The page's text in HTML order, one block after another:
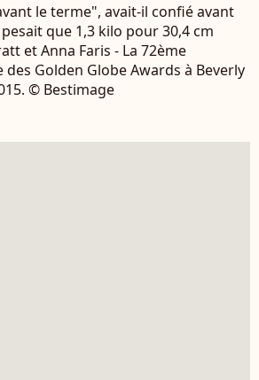
le terme", avait-il confié avant
que 1,3 kilo pour 30,4 cm
et Anna Faris - La 72ème
Golden Globe Awards à Beverly
© Bestimage